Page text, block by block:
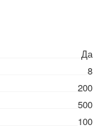
Да
8
200
500
100